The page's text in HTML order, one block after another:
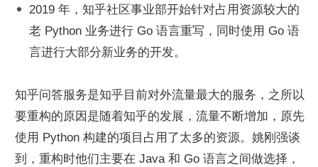
2019 年，知乎社区事业部开始针对占用资源较大的
老 Python 业务进行 Go 语言重写，同时使用 Go 语
言进行大部分新业务的开发。
知乎问答服务是知乎目前对外流量最大的服务，之所以
要重构的原因是随着知乎的发展，流量不断增加，原先
使用 Python 构建的项目占用了太多的资源。姚刚强谈
到，重构时他们主要在 Java 和 Go 语言之间做选择，